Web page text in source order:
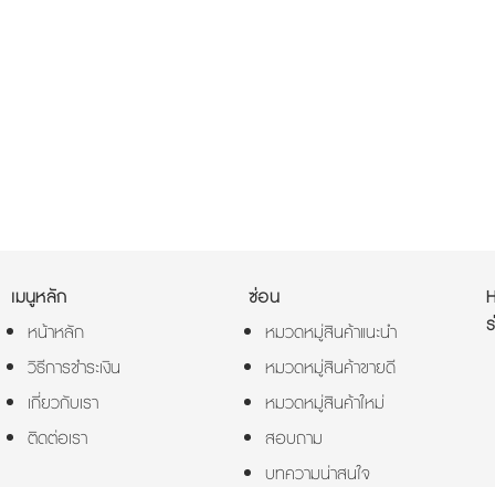
เมนูหลัก
หน้าหลัก
วิธีการชำระเงิน
เกี่ยวกับเรา
ติดต่อเรา
ซ่อน
หมวดหมู่สินค้าแนะนำ
หมวดหมู่สินค้าขายดี
หมวดหมู่สินค้าใหม่
สอบถาม
บทความน่าสนใจ